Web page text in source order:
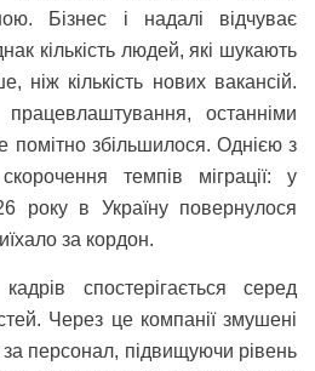
Бізнес і надалі відчуває
кількість людей, які шукають
ніж кількість нових вакансій.
останніми
помітно збільшилося. Однією з
темпів міграції: у
року в Україну повернулося
за кордон.
спостерігається серед
Через це компанії змушені
персонал, підвищуючи рівень